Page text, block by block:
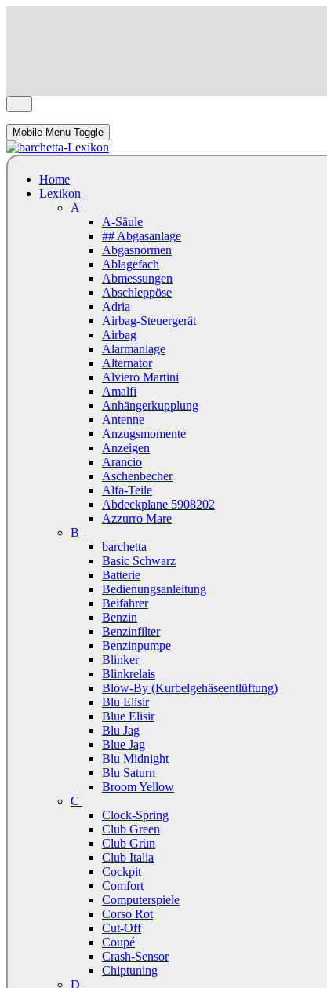
Mobile Menu Toggle
Home
Lexikon
A
A-Säule
## Abgasanlage
Abgasnormen
Ablagefach
Abmessungen
Abschleppöse
Adria
Airbag-Steuergerät
Airbag
Alarmanlage
Alternator
Alviero Martini
Amalfi
Anhängerkupplung
Antenne
Anzugsmomente
Anzeigen
Arancio
Aschenbecher
Alfa-Teile
Abdeckplane 5908202
Azzurro Mare
B
barchetta
Basic Schwarz
Batterie
Bedienungsanleitung
Beifahrer
Benzin
Benzinfilter
Benzinpumpe
Blinker
Blinkrelais
Blow-By (Kurbelgehäseentlüftung)
Blu Elisir
Blue Elisir
Blu Jag
Blue Jag
Blu Midnight
Blu Saturn
Broom Yellow
C
Clock-Spring
Club Green
Club Grün
Club Italia
Cockpit
Comfort
Computerspiele
Corso Rot
Cut-Off
Coupé
Crash-Sensor
Chiptuning
D